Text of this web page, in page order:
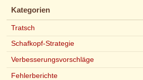
Kategorien
Tratsch
Schafkopf-Strategie
Verbesserungsvorschläge
Fehlerberichte